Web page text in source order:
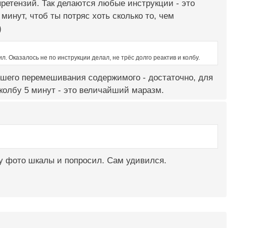
Так делаются любые инструкции - это
чтоб ты потряс хоть сколько то, чем
Оказалось не по инструкции делал, не трёс долго реактив и колбу.
перемешивания содержимого - достаточно, для
5 минут - это величайший маразм.
фото шкалы и попросил. Сам удивился.